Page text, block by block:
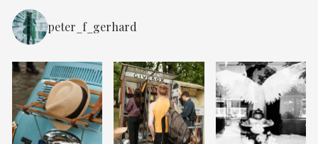
peter_f_gerhard